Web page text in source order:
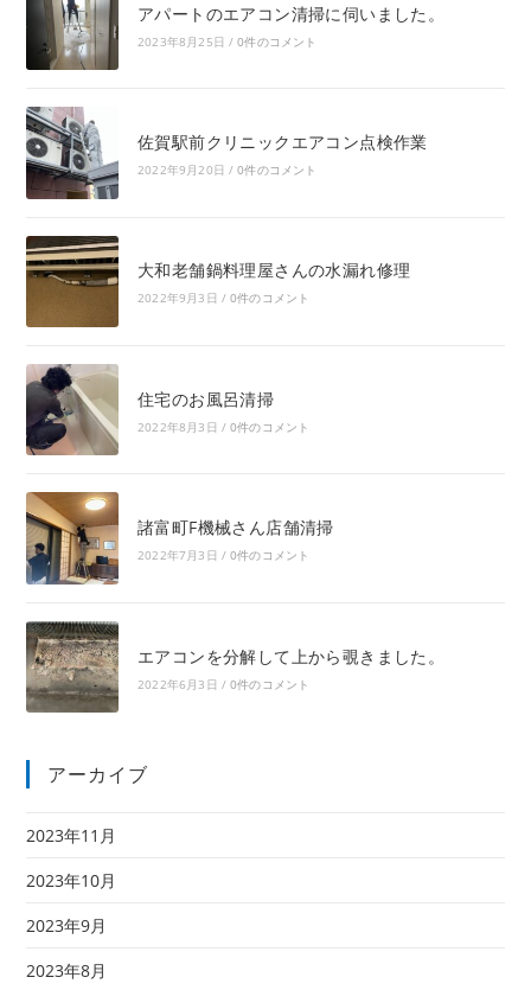
アパートのエアコン清掃に伺いました。
2023年8月25日 / 0件のコメント
佐賀駅前クリニックエアコン点検作業
2022年9月20日 / 0件のコメント
大和老舗鍋料理屋さんの水漏れ修理
2022年9月3日 / 0件のコメント
住宅のお風呂清掃
2022年8月3日 / 0件のコメント
諸富町F機械さん店舗清掃
2022年7月3日 / 0件のコメント
エアコンを分解して上から覗きました。
2022年6月3日 / 0件のコメント
アーカイブ
2023年11月
2023年10月
2023年9月
2023年8月